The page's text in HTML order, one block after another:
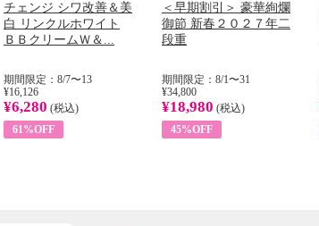
チェンジ シワ改善＆美
白 リンクルホワイト
ＢＢクリームＷ＆...
期間限定：8/7〜13
¥16,126
¥6,280 (税込)
61%OFF
＜早期割引＞ 豪華絢爛
御節 新春２０２７年二
段重
期間限定：8/1〜31
¥34,800
¥18,980 (税込)
45%OFF